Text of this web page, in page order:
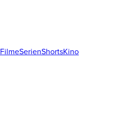
FilmeSerienShortsKino